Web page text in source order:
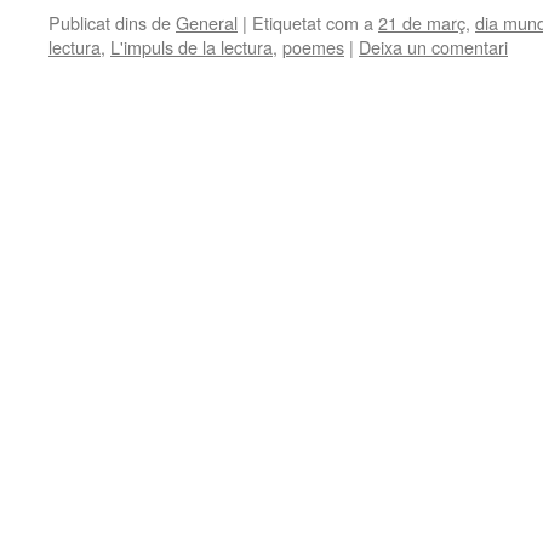
Publicat dins deGeneral | Etiquetat com a 21 de març, dia
lectura, L'impuls de la lectura, poemes | Deixa un comentari